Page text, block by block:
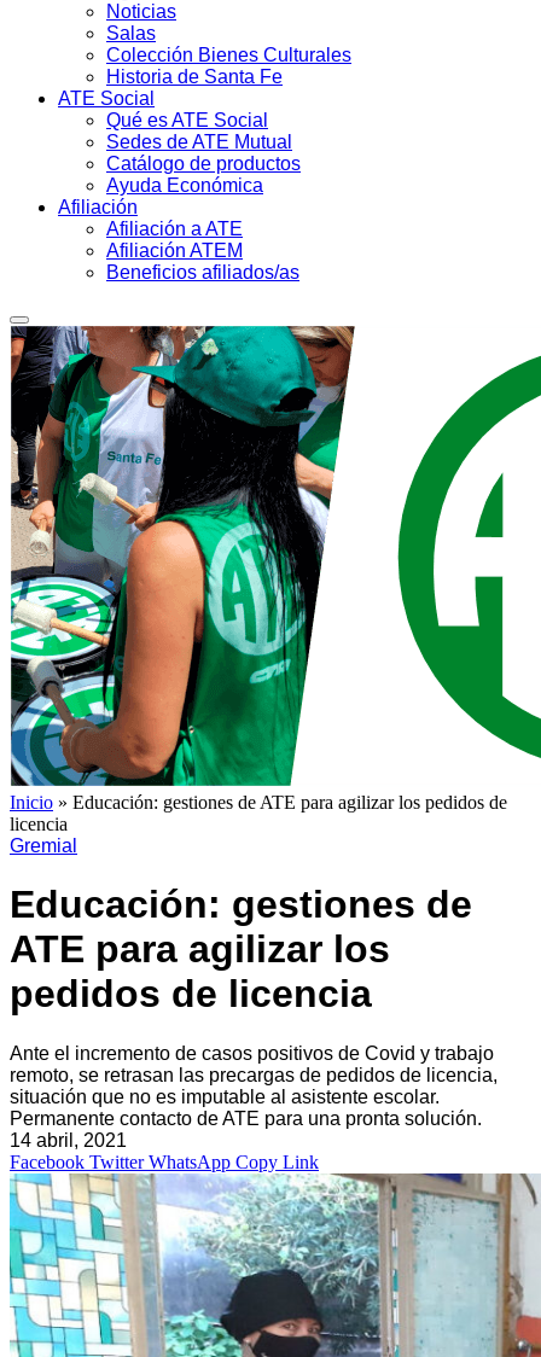
Noticias
Salas
Colección Bienes Culturales
Historia de Santa Fe
ATE Social
Qué es ATE Social
Sedes de ATE Mutual
Catálogo de productos
Ayuda Económica
Afiliación
Afiliación a ATE
Afiliación ATEM
Beneficios afiliados/as
Inicio » Educación: gestiones de ATE para agilizar los pedidos de
licencia
Gremial
Educación: gestiones de
ATE para agilizar los
pedidos de licencia
Ante el incremento de casos positivos de Covid y trabajo
remoto, se retrasan las precargas de pedidos de licencia,
situación que no es imputable al asistente escolar.
Permanente contacto de ATE para una pronta solución.
14 abril, 2021
Facebook Twitter WhatsApp Copy Link